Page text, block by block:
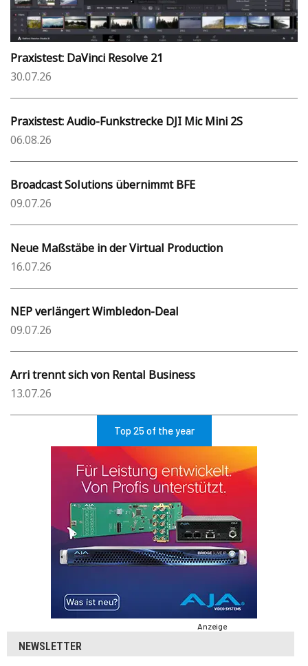
Praxistest: DaVinci Resolve 21
30.07.26
Praxistest: Audio-Funkstrecke DJI Mic Mini 2S
06.08.26
Broadcast Solutions übernimmt BFE
09.07.26
Neue Maßstäbe in der Virtual Production
16.07.26
NEP verlängert Wimbledon-Deal
09.07.26
Arri trennt sich von Rental Business
13.07.26
Top 25 of the year
Anzeige
NEWSLETTER